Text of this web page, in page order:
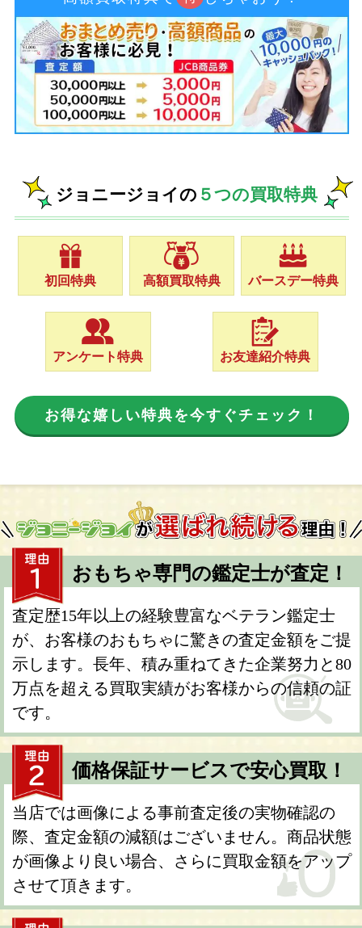
ジョニージョイの ５つの買取特典
初回特典 高額買取特典 バースデー特典
アンケート特典 お友達紹介特典
お得な嬉しい特典を今すぐチェック！
おもちゃ専門の鑑定士が査定！
査定歴15年以上の経験豊富なベテラン鑑定士
が、お客様のおもちゃに驚きの査定金額をご提
示します。長年、積み重ねてきた企業努力と80
万点を超える買取実績がお客様からの信頼の証
です。
価格保証サービスで安心買取！
当店では画像による事前査定後の実物確認の
際、査定金額の減額はございません。商品状態
が画像より良い場合、さらに買取金額をアップ
させて頂きます。